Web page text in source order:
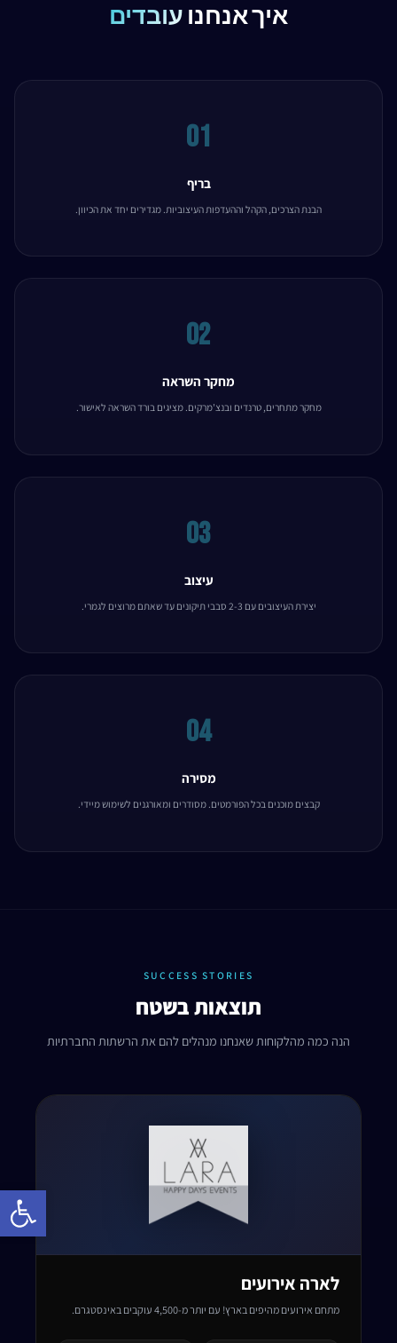
Open toolbar
איך אנחנו עובדים
01
בריף
הבנת הצרכים, הקהל וההעדפות העיצוביות. מגדירים יחד את הכיוון.
02
מחקר השראה
מחקר מתחרים, טרנדים ובנצ'מרקים. מציגים בורד השראה לאישור.
03
עיצוב
יצירת העיצובים עם 2-3 סבבי תיקונים עד שאתם מרוצים לגמרי.
04
מסירה
קבצים מוכנים בכל הפורמטים. מסודרים ומאורגנים לשימוש מיידי.
SUCCESS STORIES
תוצאות בשטח
הנה כמה מהלקוחות שאנחנו מנהלים להם את הרשתות החברתיות
לארה אירועים
מתחם אירועים מהיפים בארץ! עם יותר מ-4,500 עוקבים באינסטגרם.